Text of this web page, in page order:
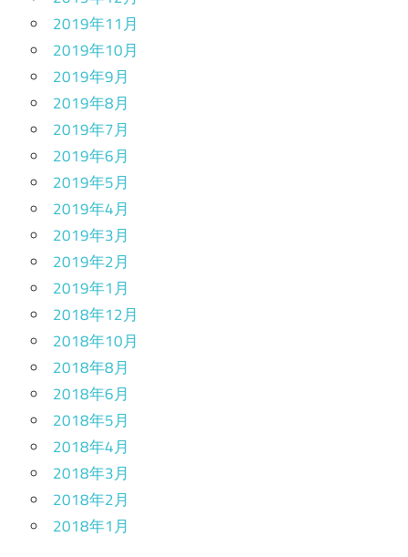
2019年11月
2019年10月
2019年9月
2019年8月
2019年7月
2019年6月
2019年5月
2019年4月
2019年3月
2019年2月
2019年1月
2018年12月
2018年10月
2018年8月
2018年6月
2018年5月
2018年4月
2018年3月
2018年2月
2018年1月